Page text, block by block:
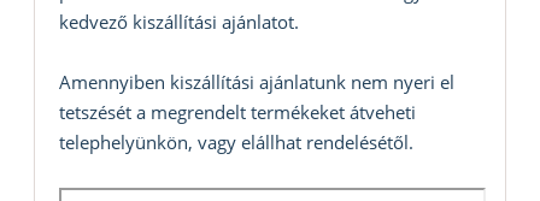
kedvező kiszállítási ajánlatot.
Amennyiben kiszállítási ajánlatunk nem nyeri el
tetszését a megrendelt termékeket átveheti
telephelyünkön, vagy elállhat rendelésétől.